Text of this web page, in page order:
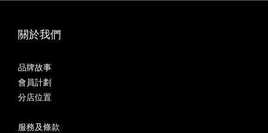
關於我們
品牌故事
會員計劃
分店位置
服務及條款